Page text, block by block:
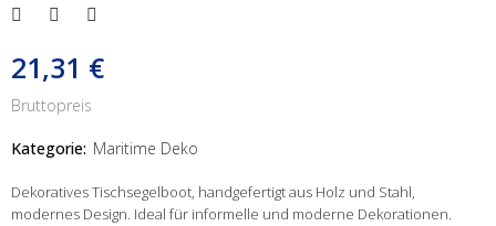
21,31 €
Bruttopreis
Kategorie: Maritime Deko
Dekoratives Tischsegelboot, handgefertigt aus Holz und Stahl,
modernes Design. Ideal für informelle und moderne Dekorationen.